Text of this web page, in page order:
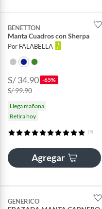
BENETTON
Manta Cuadros con Sherpa
Por FALABELLA
S/ 34.90 -65%
S/ 99.90
Llega mañana
Retira hoy
(9)
Agregar
GENERICO